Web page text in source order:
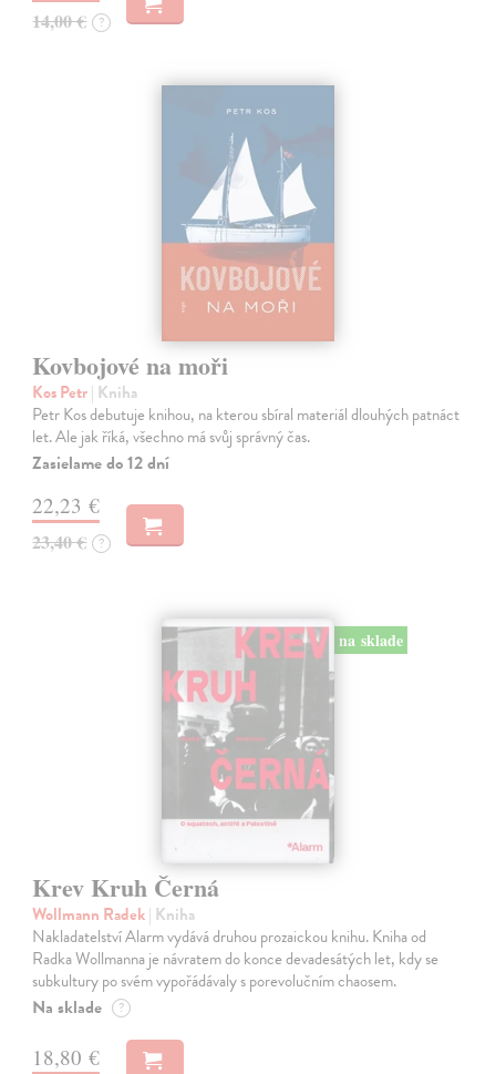
14,00 € ?
Kovbojové na moři
Kos Petr| Kniha
Petr Kos debutuje knihou, na kterou sbíral materiál dlouhých patnáct
let. Ale jak říká, všechno má svůj správný čas.
Zasielame do 12 dní
22,23 €
23,40 € ?
na sklade
Krev Kruh Černá
Wollmann Radek| Kniha
Nakladatelství Alarm vydává druhou prozaickou knihu. Kniha od
Radka Wollmanna je návratem do konce devadesátých let, kdy se
subkultury po svém vypořádávaly s porevolučním chaosem.
Na sklade ?
18,80 €